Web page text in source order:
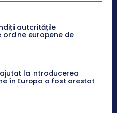
autoritățile
europene de
la introducerea
în Europa a fost arestat